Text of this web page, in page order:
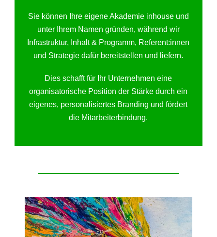
Sie können Ihre eigene Akademie inhouse und
unter Ihrem Namen gründen, während wir
Infrastruktur, Inhalt & Programm, Referent:innen
und Strategie dafür bereitstellen und liefern.
Dies schafft für Ihr Unternehmen eine
organisatorische Position der Stärke durch ein
eigenes, personalisiertes Branding und fördert
die Mitarbeiterbindung.